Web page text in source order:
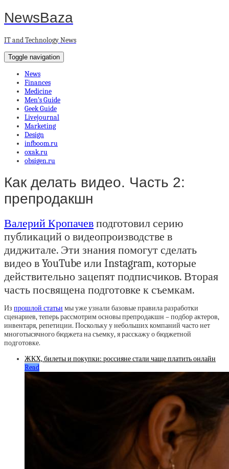
NewsBaza
IT and Technology News
Toggle navigation
News
Finances
Medicine
Men’s Guide
Geek Guide
Livejournal
Marketing
Design
infboom.ru
oxak.ru
obsigen.ru
Как делать видео. Часть 2:
препродакшн
Валерий Кропачевподготовил серию
публикаций о видеопроизводстве в
диджитале. Эти знания помогут сделать
видео в YouTube или Instagram, которые
действительно зацепят подписчиков. Вторая
часть посвящена подготовке к съемкам.
Из прошлой статьи мы уже узнали базовые правила разработки
сценариев, теперь рассмотрим основы препродакшн – подбор актеров,
инвентаря, репетиции. Поскольку у небольших компаний часто нет
многотысячного бюджета на съемку, я расскажу о бюджетной
подготовке.
ЖКХ, билеты и покупки: россияне стали чаще платить онлайн
Read